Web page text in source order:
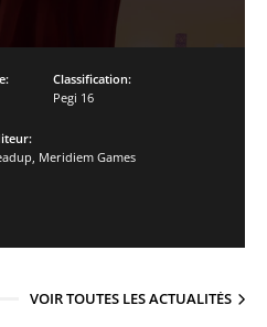
Classification:
Pegi 16
, Meridiem Games
VOIR TOUTES LES ACTUALITÉS